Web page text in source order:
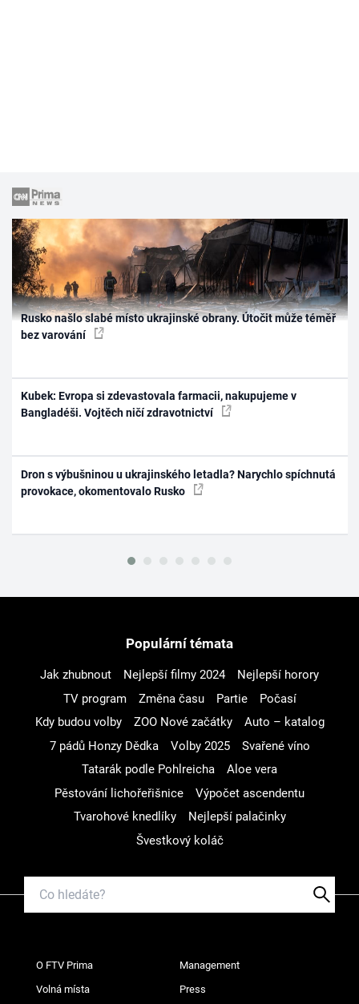
Rusko našlo slabé místo ukrajinské obrany. Útočit může téměř
bez varování
Kubek: Evropa si zdevastovala farmacii, nakupujeme v
Bangladéši. Vojtěch ničí zdravotnictví
Dron s výbušninou u ukrajinského letadla? Narychlo spíchnutá
provokace, okomentovalo Rusko
Populární témata
Jak zhubnout Nejlepší filmy 2024
Nejlepší horory
TV program
Změna času Partie
Počasí
Kdy budou volby
ZOO Nové začátky
Auto – katalog
7 pádů Honzy Dědka
Volby 2025
Svařené víno
Tatarák podle Pohlreicha
Aloe vera
Pěstování lichořeřišnice
Výpočet ascendentu
Tvarohové knedlíky
Nejlepší palačinky
Švestkový koláč
O FTV Prima Management
Volná místa Press